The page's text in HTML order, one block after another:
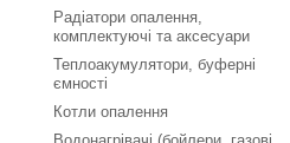
Радіатори опалення,
комплектуючі та аксесуари
Теплоакумулятори, буферні
ємності
Котли опалення